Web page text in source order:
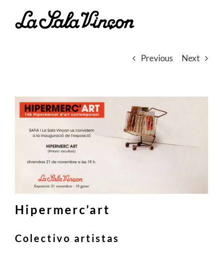
Previous
Next
Hipermerc’art
Colectivo artistas